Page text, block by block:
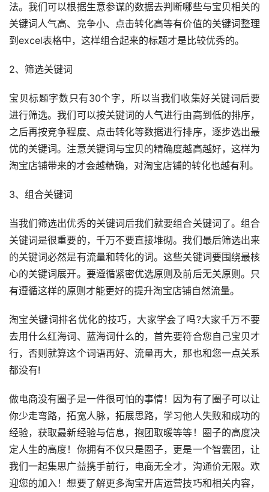
法。我们可以根据生意参谋的数据去判断哪些与宝贝相关的
关键词人气高、竞争小、点击转化高等有价值的关键词整理
到excel表格中，这样组合起来的标题才是比较优秀的。
2、筛选关键词
宝贝标题字数只有30个字，所以当我们收集好关键词后要
进行筛选。我们可以按关键词的人气进行由高到低的排序，
之后再按竞争程度、点击转化等数据进行排序，逐步选出最
优的关键词。注意关键词与宝贝的精确度越高越好，这样为
淘宝店铺带来的才会越精确，对淘宝店铺的转化也越有利。
3、组合关键词
当我们筛选出优秀的关键词后我们就要组合关键词了。组合
关键词是很重要的，千万不要直接堆砌。我们最后筛选出来
的关键词必然是有流量和转化的词。这些关键词要围绕最核
心的关键词展开。要遵循紧密优选原则及前后无关原则。只
有遵循这样的原则才能更好的提升淘宝店铺自然流量。
淘宝关键词排名优化的技巧，大家学会了吗?大家千万不要
去用什么红海词、蓝海词什么的，首先要符合您自己宝贝才
行，否则就算这个词语再好、流量再大，那也和您一点关系
都没有!
做电商没有圈子是一件很可怕的事情！因为有了圈子可以让
你少走弯路，拓宽人脉，拓展思路，学习他人失败和成功的
经验，获取最新经验与信息，抱团取暖等等！圈子的高度决
定人生的高度！你拥有不仅只是圈子，更是一个智囊团，让
我们一起集思广益携手前行，电商无全才，沟通价无限。欢
迎您的加入！想要了解更多淘宝开店运营技巧和相关内容，